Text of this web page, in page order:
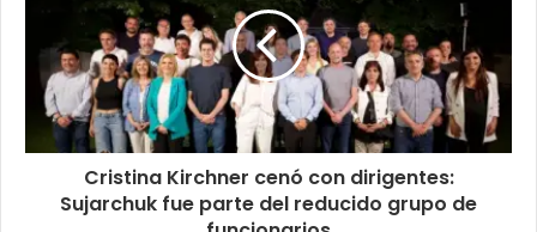
Cristina Kirchner cenó con dirigentes:
Sujarchuk fue parte del reducido grupo de